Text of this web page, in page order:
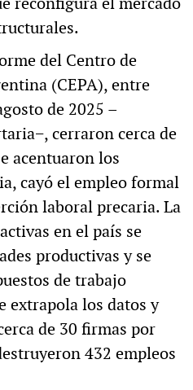
del Centro de
(CEPA), entre
de 2025 –
cerraron cerca de
acentuaron los
cayó el empleo formal
laboral precaria. La
en el país se
productivas y se
de trabajo
extrapola los datos y
de 30 firmas por
432 empleos